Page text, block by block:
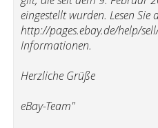
eingestellt wurden. Lesen Sie
http://pages.ebay.de/help/
Informationen.
Herzliche Grüße
eBay-Team"